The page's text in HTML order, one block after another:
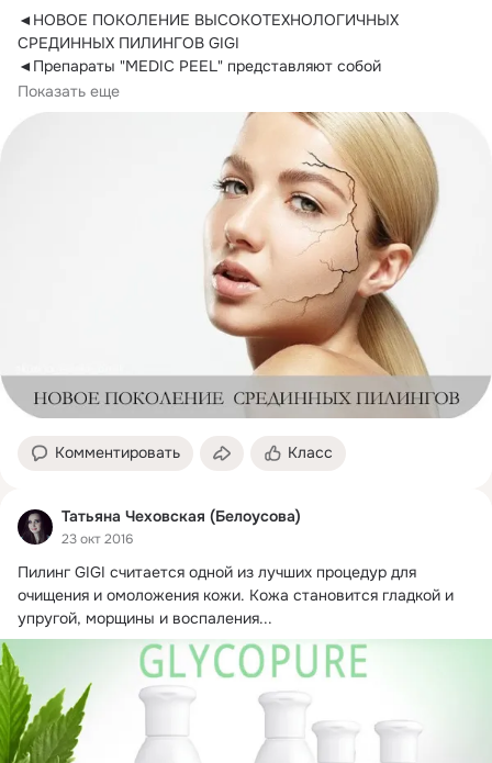
◄НОВОЕ ПОКОЛЕНИЕ ВЫСОКОТЕХНОЛОГИЧНЫХ
СРЕДИННЫХ ПИЛИНГОВ GIGI
◄Препараты "MEDIC PEEL" представляют собой
высокотехнологичные дерматологические...
Показать еще
Комментировать Класс
Татьяна Чеховская (Белоусова)
23 окт 2016
Пилинг GIGI считается одной из лучших процедур для
очищения и омоложения кожи. Кожа становится гладкой и
упругой, морщины и воспаления...